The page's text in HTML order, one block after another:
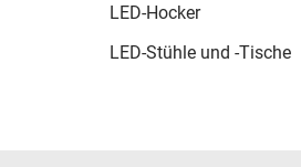
LED-Hocker
LED-Stühle und -Tische